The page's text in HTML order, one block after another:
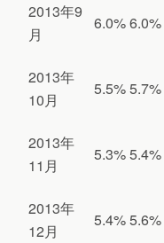
2013年9
月
6.0%6.0%
2013年
10月
5.5%5.7%
2013年
11月
5.3%5.4%
2013年
12月
5.4%5.6%